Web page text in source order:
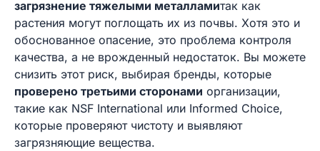
загрязнение тяжелыми металламитак как
растения могут поглощать их из почвы. Хотя это и
обоснованное опасение, это проблема контроля
качества, а не врожденный недостаток. Вы можете
снизить этот риск, выбирая бренды, которые
проверено третьими сторонами организации,
такие как NSF International или Informed Choice,
которые проверяют чистоту и выявляют
загрязняющие вещества.